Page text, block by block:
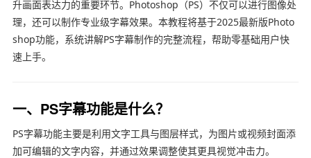
升画面表达力的重要环节。Photoshop（PS）不仅可以进行图像处
理，还可以制作专业级字幕效果。本教程将基于2025最新版Photo
shop功能，系统讲解PS字幕制作的完整流程，帮助零基础用户快
速上手。
一、PS字幕功能是什么？
PS字幕功能主要是利用文字工具与图层样式，为图片或视频封面添
加可编辑的文字内容，并通过效果调整使其更具视觉冲击力。